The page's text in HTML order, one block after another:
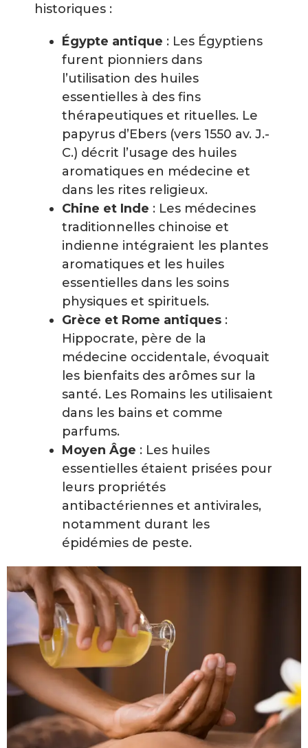
historiques :
Égypte antique : Les Égyptiens
furent pionniers dans
l’utilisation des huiles
essentielles à des fins
thérapeutiques et rituelles. Le
papyrus d’Ebers (vers 1550 av. J.-
C.) décrit l’usage des huiles
aromatiques en médecine et
dans les rites religieux.
Chine et Inde : Les médecines
traditionnelles chinoise et
indienne intégraient les plantes
aromatiques et les huiles
essentielles dans les soins
physiques et spirituels.
Grèce et Rome antiques :
Hippocrate, père de la
médecine occidentale, évoquait
les bienfaits des arômes sur la
santé. Les Romains les utilisaient
dans les bains et comme
parfums.
Moyen Âge : Les huiles
essentielles étaient prisées pour
leurs propriétés
antibactériennes et antivirales,
notamment durant les
épidémies de peste.